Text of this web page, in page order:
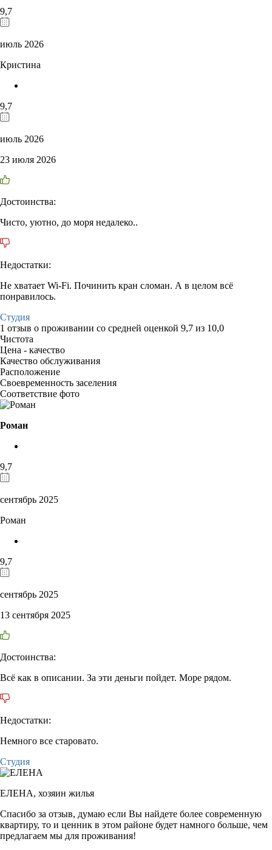
9,7
июль 2026
Кристина
9,7
июль 2026
23 июля 2026
Достоинства:
Чисто, уютно, до моря недалеко..
Недостатки:
Не хватает Wi-Fi. Починить кран сломан. А в целом всё
понравилось.
Студия
1 отзыв о проживании со средней оценкой 9,7 из 10,0
Чистота
Цена - качество
Качество обслуживания
Расположение
Своевременность заселения
Соответствие фото
Роман
9,7
сентябрь 2025
Роман
9,7
сентябрь 2025
13 сентября 2025
Достоинства:
Всё как в описании. За эти деньги пойдет. Море рядом.
Недостатки:
Немного все старовато.
Студия
ЕЛЕНА, хозяин жилья
Спасибо за отзыв, думаю если Вы найдете более современную
квартиру, то и ценник в этом районе будет намного больше, чем
предлагаем мы для проживания!